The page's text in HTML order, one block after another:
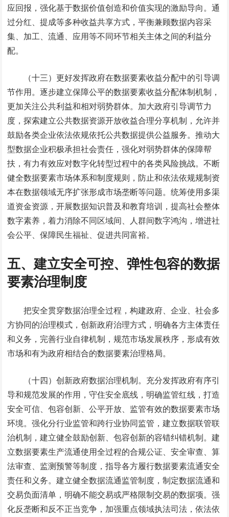
应回报，强化基于数据价值创造和价值实现的激励导向。通
过分红、提成等多种收益共享方式，平衡兼顾数据内容采
集、加工、流通、应用等不同环节相关主体之间的利益分
配。
（十三）更好发挥政府在数据要素收益分配中的引导调
节作用。逐步建立保障公平的数据要素收益分配体制机制，
更加关注公共利益和相对弱势群体。加大政府引导调节力
度，探索建立公共数据资源开放收益合理分享机制，允许并
鼓励各类企业依法依规依托公共数据提供公益服务。推动大
型数据企业积极承担社会责任，强化对弱势群体的保障帮
扶，有力有效应对数字化转型过程中的各类风险挑战。不断
健全数据要素市场体系和制度规则，防止和依法依规规制资
本在数据领域无序扩张形成市场垄断等问题。统筹使用多渠
道资金资源，开展数据知识普及和教育培训，提高社会整体
数字素养，着力消除不同区域间、人群间数字鸿沟，增进社
会公平、保障民生福祉、促进共同富裕。
五、建立安全可控、弹性包容的数据
要素治理制度
把安全贯穿数据治理全过程，构建政府、企业、社会多
方协同的治理模式，创新政府治理方式，明确各方主体责任
和义务，完善行业自律机制，规范市场发展秩序，形成有效
市场和有为政府相结合的数据要素治理格局。
（十四）创新政府数据治理机制。充分发挥政府有序引
导和规范发展的作用，守住安全底线，明确监管红线，打造
安全可信、包容创新、公平开放、监管有效的数据要素市场
环境。强化分行业监管和跨行业协同监管，建立数据联管联
治机制，建立健全鼓励创新、包容创新的容错纠错机制。建
立数据要素生产流通使用全过程的合规公证、安全审查、算
法审查、监测预警等制度，指导各方履行数据要素流通安全
责任和义务。建立健全数据流通监管制度，制定数据流通和
交易负面清单，明确不能交易或严格限制交易的数据项。强
化反垄断和反不正当竞争，加强重点领域执法司法，依法依